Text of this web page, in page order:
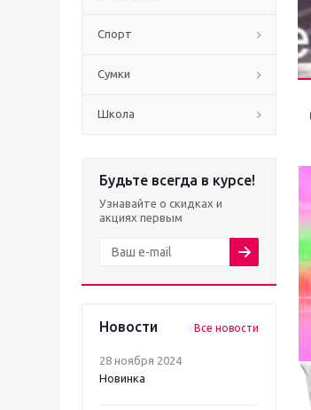
Спорт
Сумки
Школа
Будьте всегда в курсе!
Узнавайте о скидках и
акциях первым
Новости Все новости
28 ноября 2024
Новинка